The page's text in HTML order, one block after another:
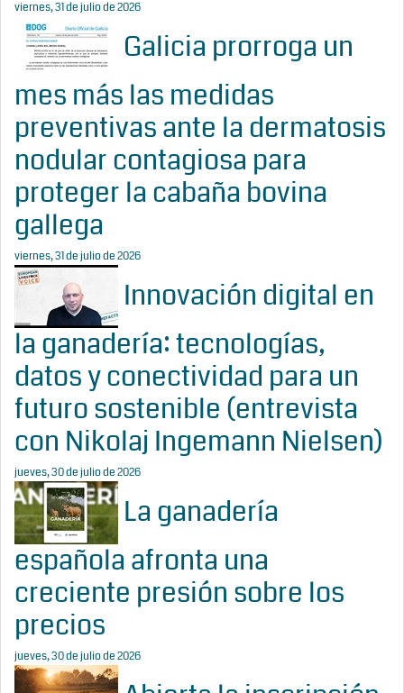
viernes, 31 de julio de 2026
Galicia prorroga un
mes más las medidas
preventivas ante la dermatosis
nodular contagiosa para
proteger la cabaña bovina
gallega
viernes, 31 de julio de 2026
Innovación digital en
la ganadería: tecnologías,
datos y conectividad para un
futuro sostenible (entrevista
con Nikolaj Ingemann Nielsen)
jueves, 30 de julio de 2026
La ganadería
española afronta una
creciente presión sobre los
precios
jueves, 30 de julio de 2026